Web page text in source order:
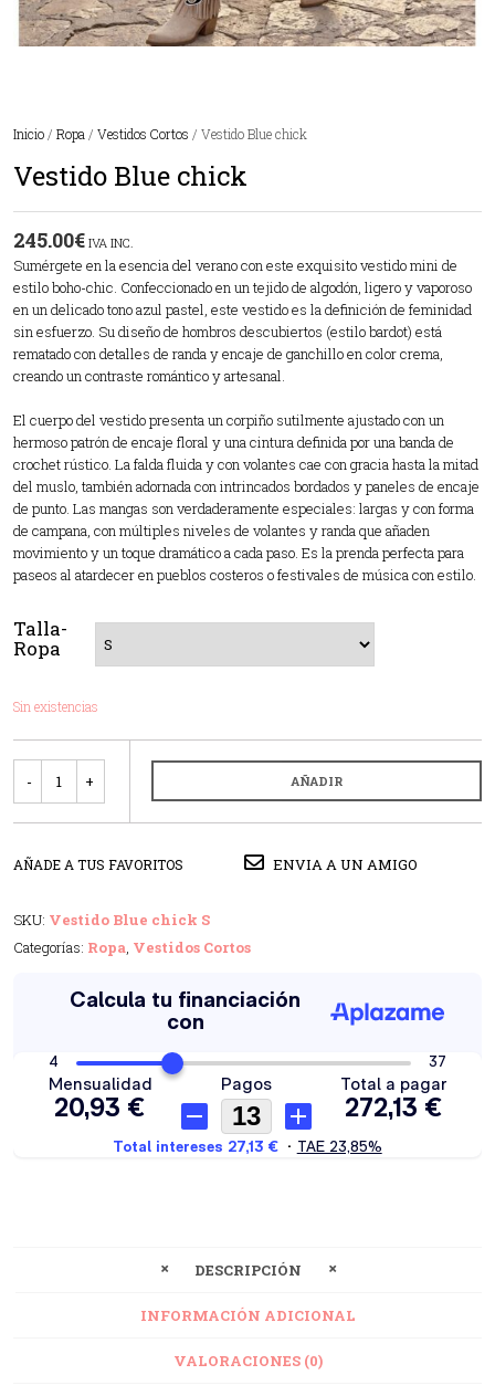
Inicio / Ropa / Vestidos Cortos / Vestido Blue chick
Vestido Blue chick
245.00€ IVA INC.
Sumérgete en la esencia del verano con este exquisito vestido mini de
estilo boho-chic. Confeccionado en un tejido de algodón, ligero y vaporoso
en un delicado tono azul pastel, este vestido es la definición de feminidad
sin esfuerzo. Su diseño de hombros descubiertos (estilo bardot) está
rematado con detalles de randa y encaje de ganchillo en color crema,
creando un contraste romántico y artesanal.
El cuerpo del vestido presenta un corpiño sutilmente ajustado con un
hermoso patrón de encaje floral y una cintura definida por una banda de
crochet rústico. La falda fluida y con volantes cae con gracia hasta la mitad
del muslo, también adornada con intrincados bordados y paneles de encaje
de punto. Las mangas son verdaderamente especiales: largas y con forma
de campana, con múltiples niveles de volantes y randa que añaden
movimiento y un toque dramático a cada paso. Es la prenda perfecta para
paseos al atardecer en pueblos costeros o festivales de música con estilo.
Talla-
Ropa
Sin existencias
AÑADIR
AÑADE A TUS FAVORITOS ENVIA A UN AMIGO
SKU: Vestido Blue chick S
Categorías: Ropa, Vestidos Cortos
DESCRIPCIÓN
INFORMACIÓN ADICIONAL
VALORACIONES (0)